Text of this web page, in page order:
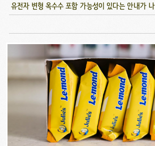
유전자 변형 옥수수 포함 가능성이 있다는 안내가